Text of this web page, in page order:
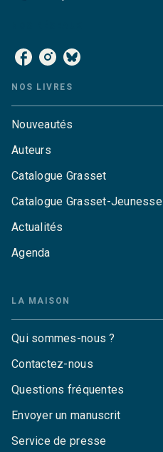
NOS LIVRES
Nouveautés
Auteurs
Catalogue Grasset
Catalogue Grasset-Jeunesse
Actualités
Agenda
LA MAISON
Qui sommes-nous ?
Contactez-nous
Questions fréquentes
Envoyer un manuscrit
Service de presse